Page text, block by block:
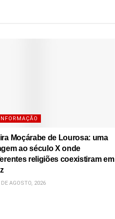
Moçárabe de Lourosa: uma
ao século X onde
religiões coexistiram em
AGOSTO, 2026